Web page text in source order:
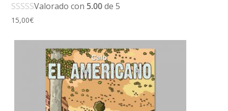
Valorado con 5.00de 5
15,00€